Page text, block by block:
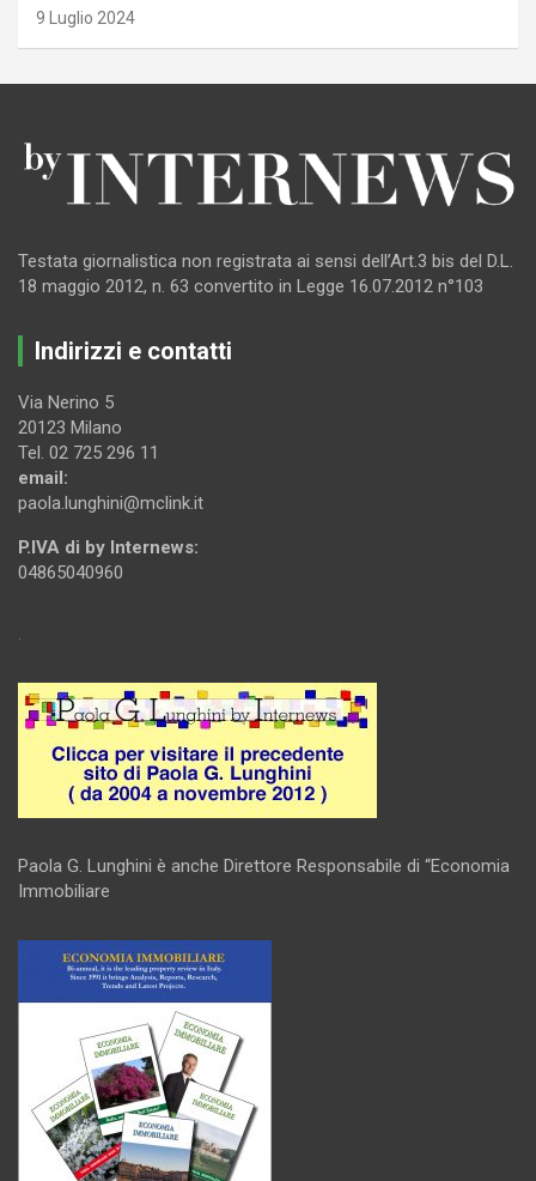
9 Luglio 2024
Testata giornalistica non registrata ai sensi dell’Art.3 bis del D.L.
18 maggio 2012, n. 63 convertito in Legge 16.07.2012 n°103
Indirizzi e contatti
Via Nerino 5
20123 Milano
Tel. 02 725 296 11
email:
paola.lunghini@mclink.it
P.IVA di by Internews:
04865040960
.
Paola G. Lunghini è anche Direttore Responsabile di “Economia
Immobiliare